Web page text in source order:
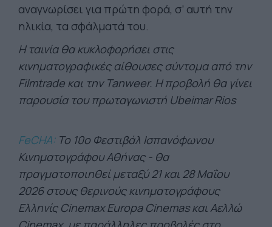
αναγνωρίσει για πρώτη φορά, σ’ αυτή την
ηλικία, τα σφάλματά του.
Η ταινία θα κυκλοφορήσει στις
κινηματογραφικές αίθουσες σύντομα από την
Filmtrade και την Tanweer. Η προβολή θα γίνει
παρουσία του πρωταγωνιστή Ubeimar Rios
FeCHA: Το 10ο Φεστιβάλ Ισπανόφωνου
Κινηματογράφου Αθήνας - θα
πραγματοποιηθεί μεταξύ 21 και 28 Μαΐου
2026 στους θερινούς κινηματογράφους
Ελληνίς Cinemax Europa Cinemas και Αελλώ